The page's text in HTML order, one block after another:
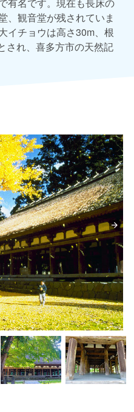
有名です。現在も長床の
、観音堂が残されていま
イチョウは高さ30m、根
され、喜多方市の天然記